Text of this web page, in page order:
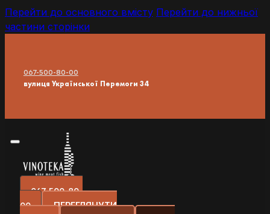
Перейти до основного вмісту Перейти до нижньої
частини сторінки
067-500-80-00
вулиця Української Перемоги 34
067-500-80-
00
ПЕРЕГЛЯНУТИ